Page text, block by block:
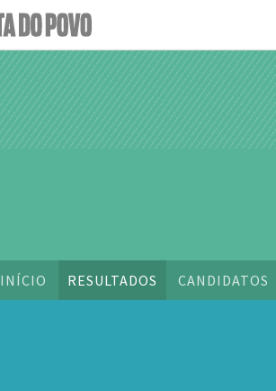
INÍCIO RESULTADOS CANDIDATOS